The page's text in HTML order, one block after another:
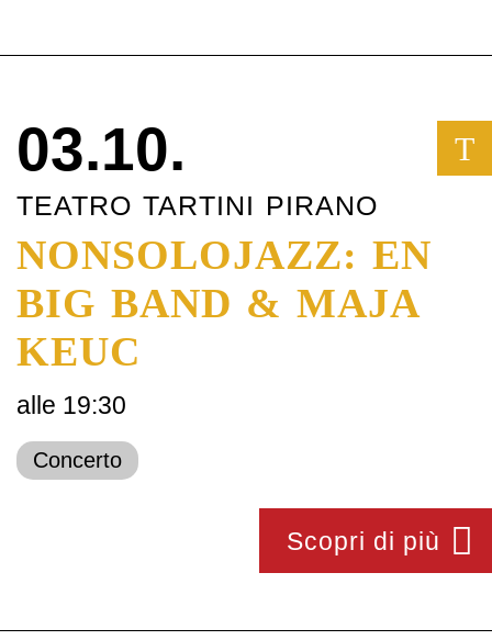
03.10. T
TEATRO TARTINI PIRANO
NONSOLOJAZZ: EN
BIG BAND & MAJA
KEUC
alle 19:30
Concerto
Scopri di più